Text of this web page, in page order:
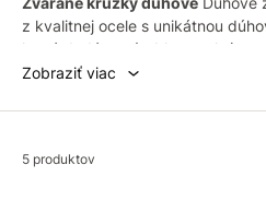
z kvalitnej ocele s unikátnou
ktorá dodáva výrobku atraktívny
výbornou voľbou pre kreatívne
Zobraziť viac
5 produktov